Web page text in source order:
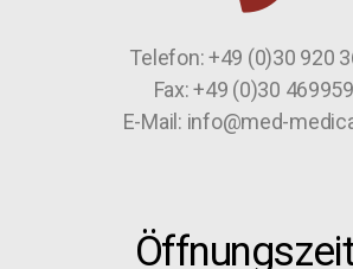
Telefon: +49 (0)30 920
Fax: +49 (0)30
E-Mail: info@med-